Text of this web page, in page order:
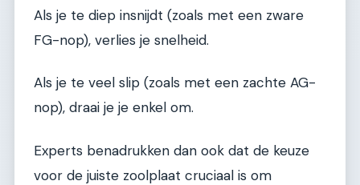
Als je te diep insnijdt (zoals met een zware
FG-nop), verlies je snelheid.
Als je te veel slip (zoals met een zachte AG-
nop), draai je je enkel om.
Experts benadrukken dan ook dat de keuze
voor de juiste zoolplaat cruciaal is om